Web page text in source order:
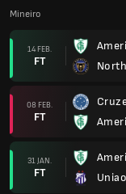
Mineiro
14 FEB.
FT
08 FEB.
FT
31 JAN.
FT